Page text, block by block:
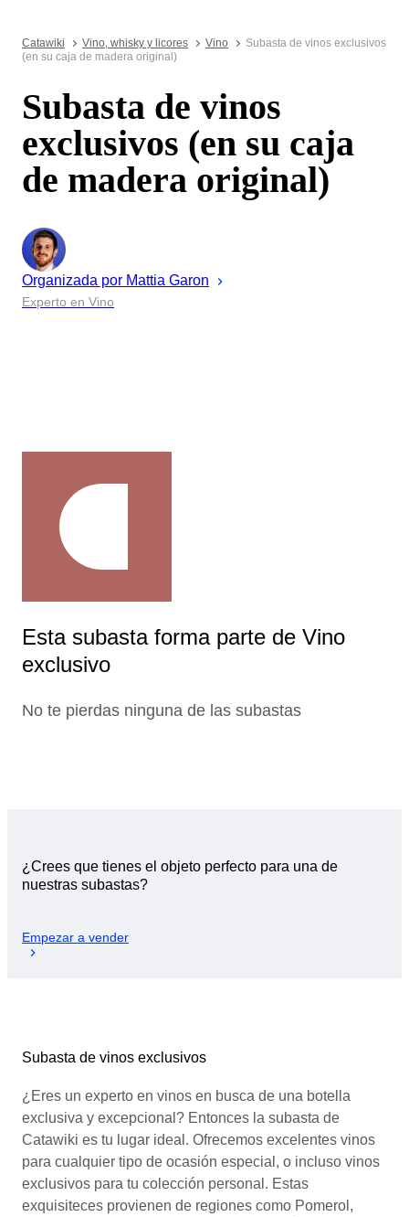
Catawiki Vino, whisky y licores Vino
Subasta de vinos exclusivos
(en su caja de madera original)
Subasta de vinos
exclusivos (en su caja
de madera original)
Organizada por Mattia Garon
Experto en Vino
Esta subasta forma parte de Vino
exclusivo
No te pierdas ninguna de las subastas
¿Crees que tienes el objeto perfecto para una de
nuestras subastas?
Empezar a vender
Subasta de vinos exclusivos
¿Eres un experto en vinos en busca de una botella
exclusiva y excepcional? Entonces la subasta de
Catawiki es tu lugar ideal. Ofrecemos excelentes vinos
para cualquier tipo de ocasión especial, o incluso vinos
exclusivos para tu colección personal. Estas
exquisiteces provienen de regiones como Pomerol,